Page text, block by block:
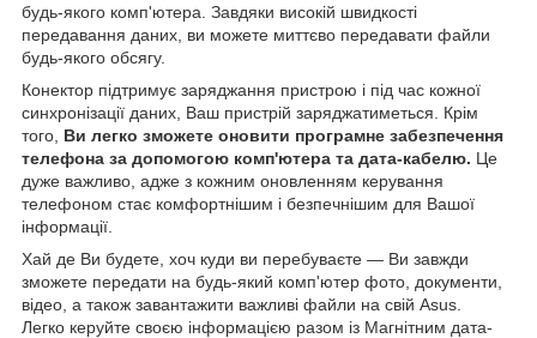
будь-якого комп'ютера. Завдяки високій швидкості
передавання даних, ви можете миттєво передавати файли
будь-якого обсягу.
Конектор підтримує заряджання пристрою і під час кожної
синхронізації даних, Ваш пристрій заряджатиметься. Крім
того, Ви легко зможете оновити програмне забезпечення
телефона за допомогою комп'ютера та дата-кабелю. Це
дуже важливо, адже з кожним оновленням керування
телефоном стає комфортнішим і безпечнішим для Вашої
інформації.
Хай де Ви будете, хоч куди ви перебуваєте — Ви завжди
зможете передати на будь-який комп'ютер фото, документи,
відео, а також завантажити важливі файли на свій Asus.
Легко керуйте своєю інформацією разом із Магнітним дата-